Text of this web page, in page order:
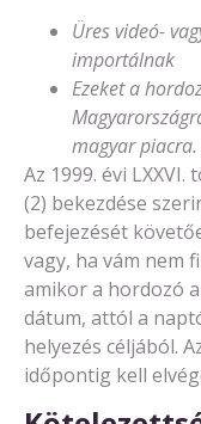
Üres videó-
importálnak
Ezeket a
magyar piacra.
Az 1999. évi
(2) bekezdése
befejezését
vagy, ha vám nem
amikor a hordozó
dátum, attól a
helyezés céljából.
időpontig kell